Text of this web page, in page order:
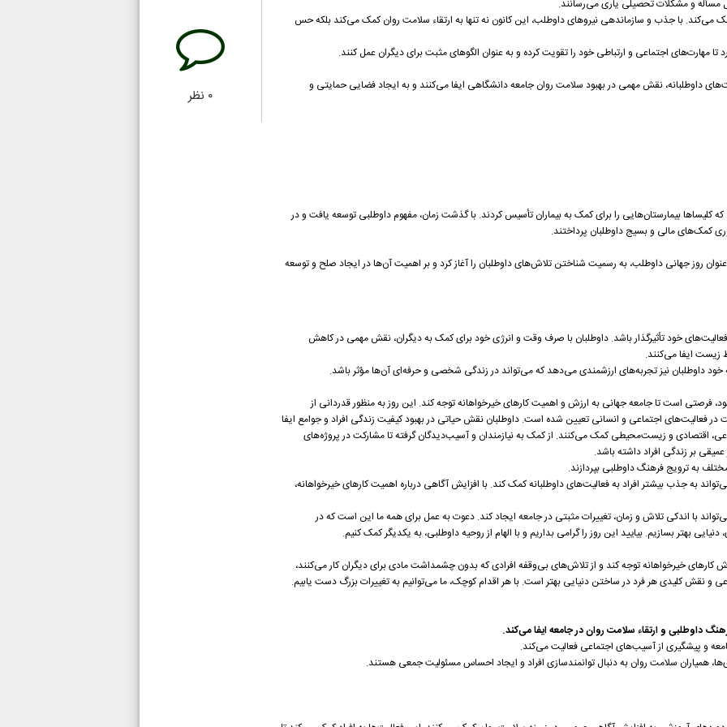
و مشکلات تحصیلی یاری می‌رسانند.
می‌کند. با جذب و سازماندهی نیروهای داوطلب، این کانون نه تنها به ارتقاء سلامت روان کمک می‌کند بلکه حس
مهارت‌های اجتماعی و ارتباطی خود را تقویت کرده و به عنوان الگوهای مثبت برای دیگران عمل کنند.
داوطلبانه، نقش مهمی در بهبود سلامت روان جامعه دانشگاهی ایفا می‌کنند و به ایجاد فضایی حمایتی و
کلیساها بیمارستان‌هایی را برای کمک به بیماران تأسیس کردند. با گذشت زمان، مفهوم داوطلبی توسعه یافت و در
کمک‌های مالی و بسیج داوطلبان پرداختند.
ملل متحد با انتخاب ۵ دسامبر به عنوان روز جهانی داوطلب، به رسمیت شناختن تلاش‌های داوطلبان را آغاز کرد و بر اهمیت آن‌ها در ایجاد صلح و توسعه
خود تأثیرگذار باشد. داوطلبان با صرف وقت و انرژی خود برای کمک به دیگران، نقش مهمی در کاهش
زیست ایفا می‌کنند.
به خود داوطلبان نیز تجربه‌های ارزشمندی می‌دهد که می‌تواند در زندگی شخصی و حرفه‌ای آن‌ها مؤثر باشد.
ساله در ۵ دسامبر برگزار می‌شود، فرصتی است تا جامعه جهانی به ارزش و اهمیت کارهای خیرخواهانه توجه کند. این روز به منظور قدردانی از
فعالیت‌های اجتماعی و انسانی تعیین شده است. داوطلبان نقش حیاتی در بهبود کیفیت زندگی افراد و جوامع ایفا
اقتصادی و زیست‌محیطی کمک می‌کنند. از کمک به نیازمندان و آسیب‌دیدگان گرفته تا مشارکت در پروژه‌های
بر زندگی افراد داشته باشد.
به ترویج فرهنگ داوطلبی بپردازند.
به جذب بیشتر افراد به فعالیت‌های داوطلبانه کمک کند. با افزایش آگاهی درباره اهمیت کارهای خیرخواهانه،
با اندکی تلاش و زمان، تغییرات مثبتی در جامعه ایجاد کند. دعوت به عمل برای همه ما این است که در
بهتر بسازیم. بیایید این روز را گرامی بداریم و با الهام از روحیه داوطلبی، به یکدیگر کمک کنیم.
خیرخواهانه توجه کند و از تلاش‌های بی‌وقفه افرادی که بدون چشمداشت مادی برای دیگران کار می‌کنند،
و نقش کلیدی هر فرد در ساختن دنیایی بهتر است. با هر اقدام کوچک، ما می‌توانیم به تغییرات بزرگ دست یابیم.
داوطلبی و ارتقاء سلامت روان در جامعه ایفا می‌کند.
و پیشگیری از آسیب‌های اجتماعی فعالیت می‌کند.
همیاران سلامت روان به دنبال توانمندسازی افراد و ایجاد احساس مسئولیت جمعی هستند.
۰ نظر